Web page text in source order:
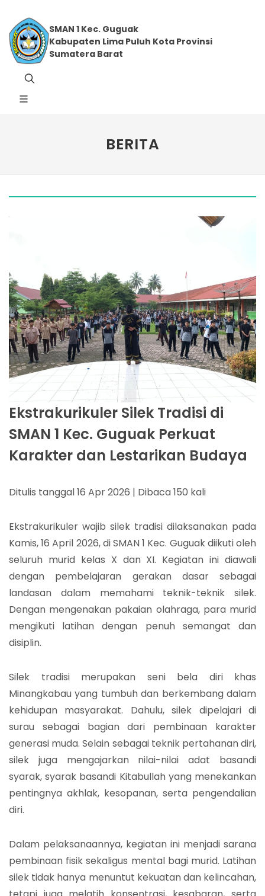
SMAN 1 Kec. Guguak
Kabupaten Lima Puluh Kota Provinsi
Sumatera Barat
BERITA
Ekstrakurikuler Silek Tradisi di
SMAN 1 Kec. Guguak Perkuat
Karakter dan Lestarikan Budaya
Ditulis tanggal 16 Apr 2026 | Dibaca 150 kali
Ekstrakurikuler wajib silek tradisi dilaksanakan pada
Kamis, 16 April 2026, di SMAN 1 Kec. Guguak diikuti oleh
seluruh murid kelas X dan XI. Kegiatan ini diawali
dengan pembelajaran gerakan dasar sebagai
landasan dalam memahami teknik-teknik silek.
Dengan mengenakan pakaian olahraga, para murid
mengikuti latihan dengan penuh semangat dan
disiplin.
Silek tradisi merupakan seni bela diri khas
Minangkabau yang tumbuh dan berkembang dalam
kehidupan masyarakat. Dahulu, silek dipelajari di
surau sebagai bagian dari pembinaan karakter
generasi muda. Selain sebagai teknik pertahanan diri,
silek juga mengajarkan nilai-nilai adat basandi
syarak, syarak basandi Kitabullah yang menekankan
pentingnya akhlak, kesopanan, serta pengendalian
diri.
Dalam pelaksanaannya, kegiatan ini menjadi sarana
pembinaan fisik sekaligus mental bagi murid. Latihan
silek tidak hanya menuntut kekuatan dan kelincahan,